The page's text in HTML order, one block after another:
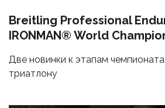
Breitling Professional
IRONMAN® World
Две новинки к этапам
триатлону